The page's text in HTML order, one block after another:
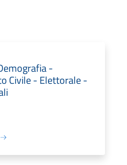
-
Civile - Elettorale -